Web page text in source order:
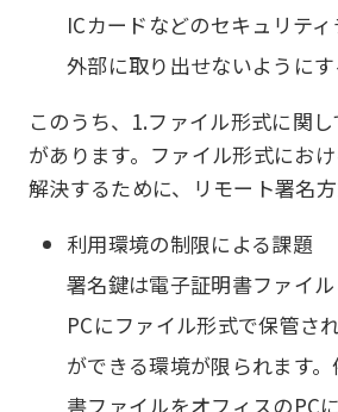
ICカードなどのセキュリティ
外部に取り出せないように
このうち、1.ファイル形式に関
があります。ファイル形式にお
解決するために、リモート署名方
利用環境の制限による課題
署名鍵は電子証明書ファイ
PCにファイル形式で保管さ
ができる環境が限られます
書ファイルをオフィスのPC